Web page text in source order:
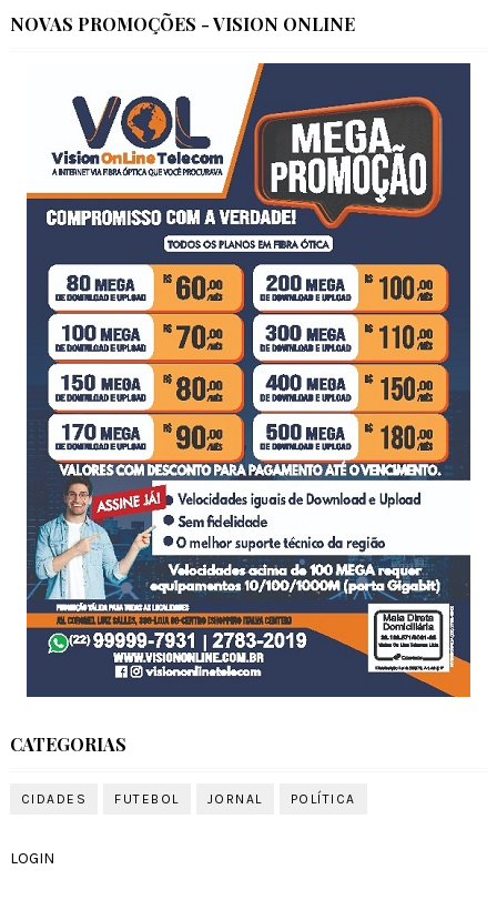
NOVAS PROMOÇÕES - VISION ONLINE
CATEGORIAS
CIDADES FUTEBOL JORNAL POLÍTICA
LOGIN